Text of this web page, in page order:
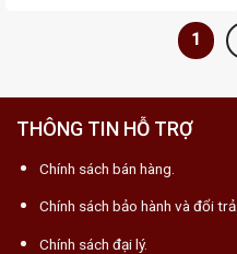
1
THÔNG TIN HỖ TRỢ
Chính sách bán hàng.
Chính sách bảo hành và đổi trả.
Chính sách đại lý.